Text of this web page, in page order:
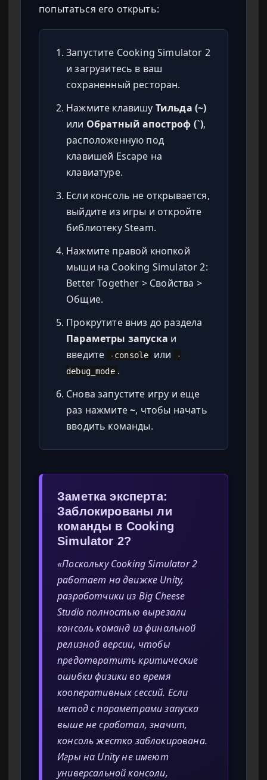
попытаться его открыть:
Запустите Cooking Simulator 2
и загрузитесь в ваш
сохраненный ресторан.
Нажмите клавишу Тильда (~)
или Обратный апостроф (`),
расположенную под
клавишей Escape на
клавиатуре.
Если консоль не открывается,
выйдите из игры и откройте
библиотеку Steam.
Нажмите правой кнопкой
мыши на Cooking Simulator 2:
Better Together > Свойства >
Общие.
Прокрутите вниз до раздела
Параметры запуска и
введите
-console или
-
debug_mode .
Снова запустите игру и еще
раз нажмите~, чтобы начать
вводить команды.
Заметка эксперта:
Заблокированы ли
команды в Cooking
Simulator 2?
«Поскольку Cooking Simulator 2
работает на движке Unity,
разработчики из Big Cheese
Studio полностью вырезали
консоль команд из финальной
релизной версии, чтобы
предотвратить критические
ошибки физики во время
кооперативных сессий. Если
метод с параметрами запуска
выше не сработал, значит,
консоль жестко заблокирована.
Игры на Unity не имеют
универсальной консоли,